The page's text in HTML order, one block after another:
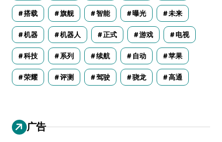
搭载 旗舰 智能 曝光 未来
机器 机器人 正式 游戏 电视
科技 系列 续航 自动 苹果
荣耀 评测 驾驶 骁龙 高通
广告